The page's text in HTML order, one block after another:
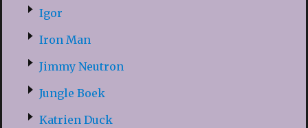
Igor
Iron Man
Jimmy Neutron
Jungle Boek
Katrien Duck